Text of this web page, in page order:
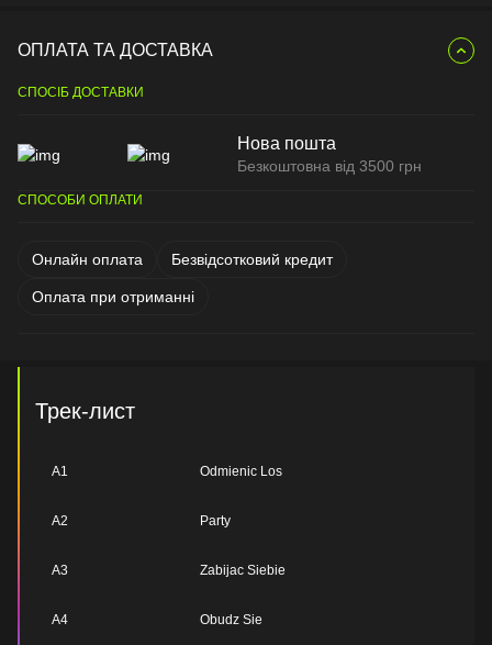
ОПЛАТА ТА ДОСТАВКА
СПОСІБ ДОСТАВКИ
Нова пошта
Безкоштовна від 3500 грн
СПОСОБИ ОПЛАТИ
Онлайн оплата Безвідсотковий кредит
Оплата при отриманні
Трек-лист
A1 Odmienic Los
A2 Party
A3 Zabijac Siebie
A4 Obudz Sie